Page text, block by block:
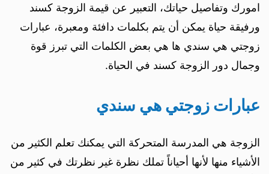
امورك وتفاصيل حياتك، التعبير عن قيمة الزوجة كسند
ورفيقة حياة يمكن أن يتم بكلمات دافئة ومعبرة، عبارات
زوجتي هي سندي ها هي بعض الكلمات التي تبرز قوة
وجمال دور الزوجة كسند في الحياة.
عبارات زوجتي هي سندي
الزوجة هي المدرسة المتحركة التي يمكنك تعلم الكثير من
الأشياء منها لأنها أحياناً تملك نظرة غير نظرتك في كثير من